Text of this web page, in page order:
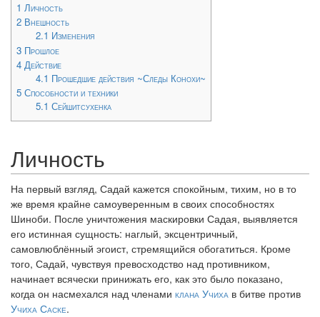
1 Личность
2 Внешность
2.1 Изменения
3 Прошлое
4 Действие
4.1 Прошедшие действия ~Следы Конохи~
5 Способности и техники
5.1 Сейшитсухенка
Личность
На первый взгляд, Садай кажется спокойным, тихим, но в то
же время крайне самоуверенным в своих способностях
Шиноби. После уничтожения маскировки Садая, выявляется
его истинная сущность: наглый, эксцентричный,
самовлюблённый эгоист, стремящийся обогатиться. Кроме
того, Садай, чувствуя превосходство над противником,
начинает всячески принижать его, как это было показано,
когда он насмехался над членами клана Учиха в битве против
Учиха Саске.